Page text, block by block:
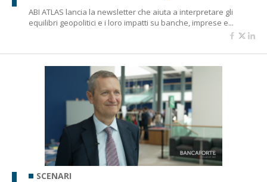
ABI ATLAS lancia la newsletter che aiuta a interpretare gli
equilibri geopolitici e i loro impatti su banche, imprese e...
SCENARI